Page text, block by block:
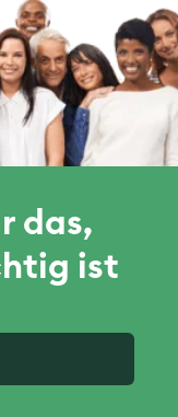
das,
ist